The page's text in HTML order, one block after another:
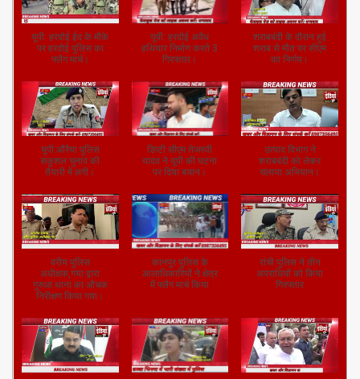
यूपी: हरदोई ईद के मौके
पर हरदोई पुलिस का
फ्लैग मार्च।
यूपी: हरदोई अवैध
हथियार निर्माण करते 3
गिरफ्तार।
शराबबंदी के दौरान हुई
शराब से मौत पर सीएम
का निर्णय।
यूपी:औरैया पुलिस
सकुशल चुनाव की
तैयारी में लगी।
डिप्टी सीएम तेजस्वी
यादव ने यूपी की घटना
पर दिया बयान।
उत्पाद विभाग ने
शराबबंदी को लेकर
चलाया अभियान।
वरीय पुलिस
अधीक्षक,गया द्वारा
गुरुआ थाना का औचक
निरीक्षण किया गया।
कानपुर पुलिस के
आलाधिकारियों ने क्षेत्र
में फ्लैग मार्च किया
रांची पुलिस ने तीन
अपराधियों को किया
गिरफ्तार